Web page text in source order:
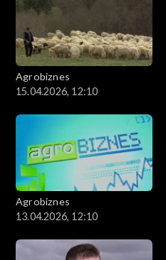
Agrobiznes
15.04.2026, 12:10
Agrobiznes
13.04.2026, 12:10